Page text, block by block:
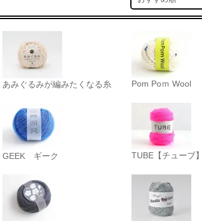
あみぐるみが編みたくなる糸 Pom Poｍ Wool
GEEK ギーク TUBE【チューブ】